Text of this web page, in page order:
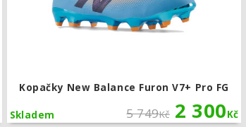
Kopačky New Balance Furon V7+ Pro FG
5 749Kč 2 300Kč
Skladem